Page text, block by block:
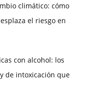
climático: cómo
el riesgo en
con alcohol: los
de intoxicación que